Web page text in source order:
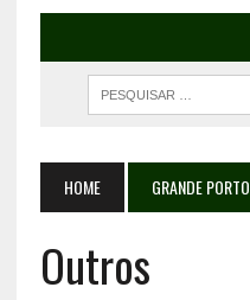
HOME GRANDE PORTO
Outros